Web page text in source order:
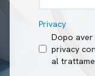
Privacy
Dopo
privacy
al